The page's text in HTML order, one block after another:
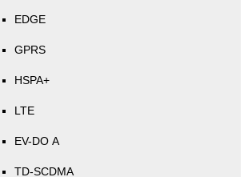
EDGE
GPRS
HSPA+
LTE
EV-DO A
TD-SCDMA